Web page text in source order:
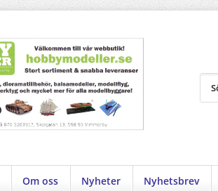
Om oss Nyheter Nyhetsbrev